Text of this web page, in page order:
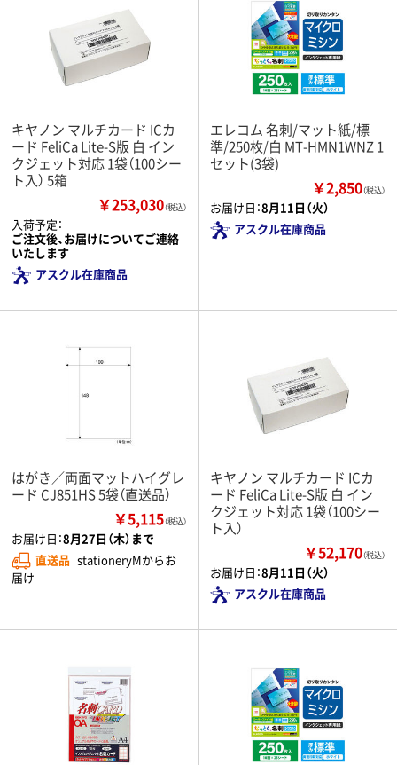
キヤノン マルチカード ICカ
ード FeliCa Lite-S版 白 イン
クジェット対応 1袋（100シー
ト入） 5箱
￥253,030（税込）
入荷予定：
ご注文後、お届けについてご連絡
いたします
アスクル在庫商品
エレコム 名刺/マット紙/標
準/250枚/白 MT-HMN1WNZ 1
セット(3袋)
￥2,850（税込）
お届け日：8月11日（火）
アスクル在庫商品
はがき／両面マットハイグレ
ード CJ851HS 5袋（直送品）
￥5,115（税込）
お届け日：8月27日（木）まで
直送品 stationeryMからお
届け
キヤノン マルチカード ICカ
ード FeliCa Lite-S版 白 イン
クジェット対応 1袋（100シー
ト入）
￥52,170（税込）
お届け日：8月11日（火）
アスクル在庫商品